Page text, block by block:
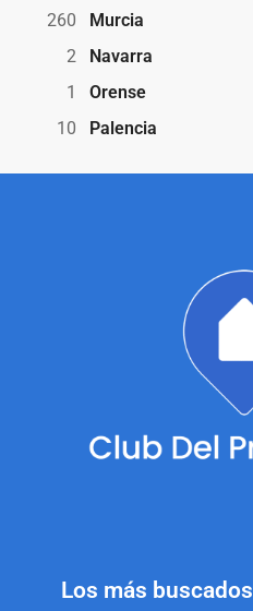
260
Murcia
2
Navarra
1
Orense
10
Palencia
Los más buscados